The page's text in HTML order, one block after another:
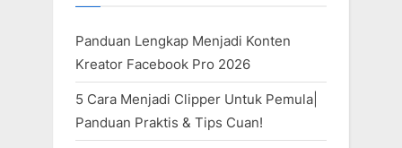
Panduan Lengkap Menjadi Konten
Kreator Facebook Pro 2026
5 Cara Menjadi Clipper Untuk Pemula|
Panduan Praktis & Tips Cuan!